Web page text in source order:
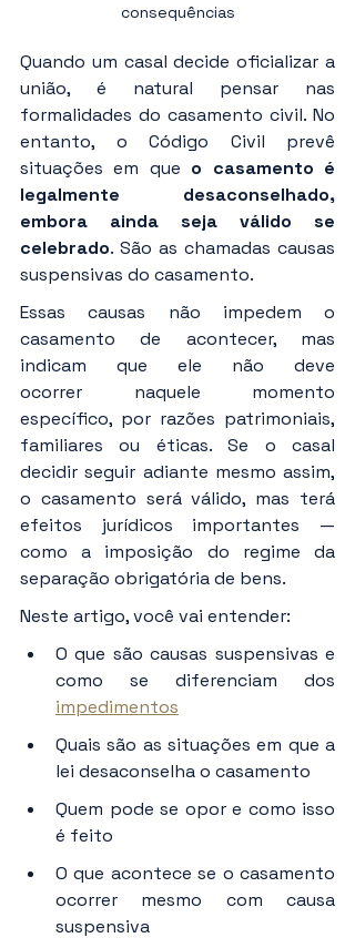
consequências
Quando um casal decide oficializar a
união, é natural pensar nas
formalidades do casamento civil. No
entanto, o Código Civil prevê
situações em que o casamento é
legalmente desaconselhado,
embora ainda seja válido se
celebrado. São as chamadas causas
suspensivas do casamento.
Essas causas não impedem o
casamento de acontecer, mas
indicam que ele não deve
ocorrer naquele momento
específico, por razões patrimoniais,
familiares ou éticas. Se o casal
decidir seguir adiante mesmo assim,
o casamento será válido, mas terá
efeitos jurídicos importantes —
como a imposição do regime da
separação obrigatória de bens.
Neste artigo, você vai entender:
O que são causas suspensivas e
impedimentos
Quais são as situações em que a
lei desaconselha o casamento
Quem pode se opor e como isso
é feito
O que acontece se o casamento
ocorrer mesmo com causa
suspensiva